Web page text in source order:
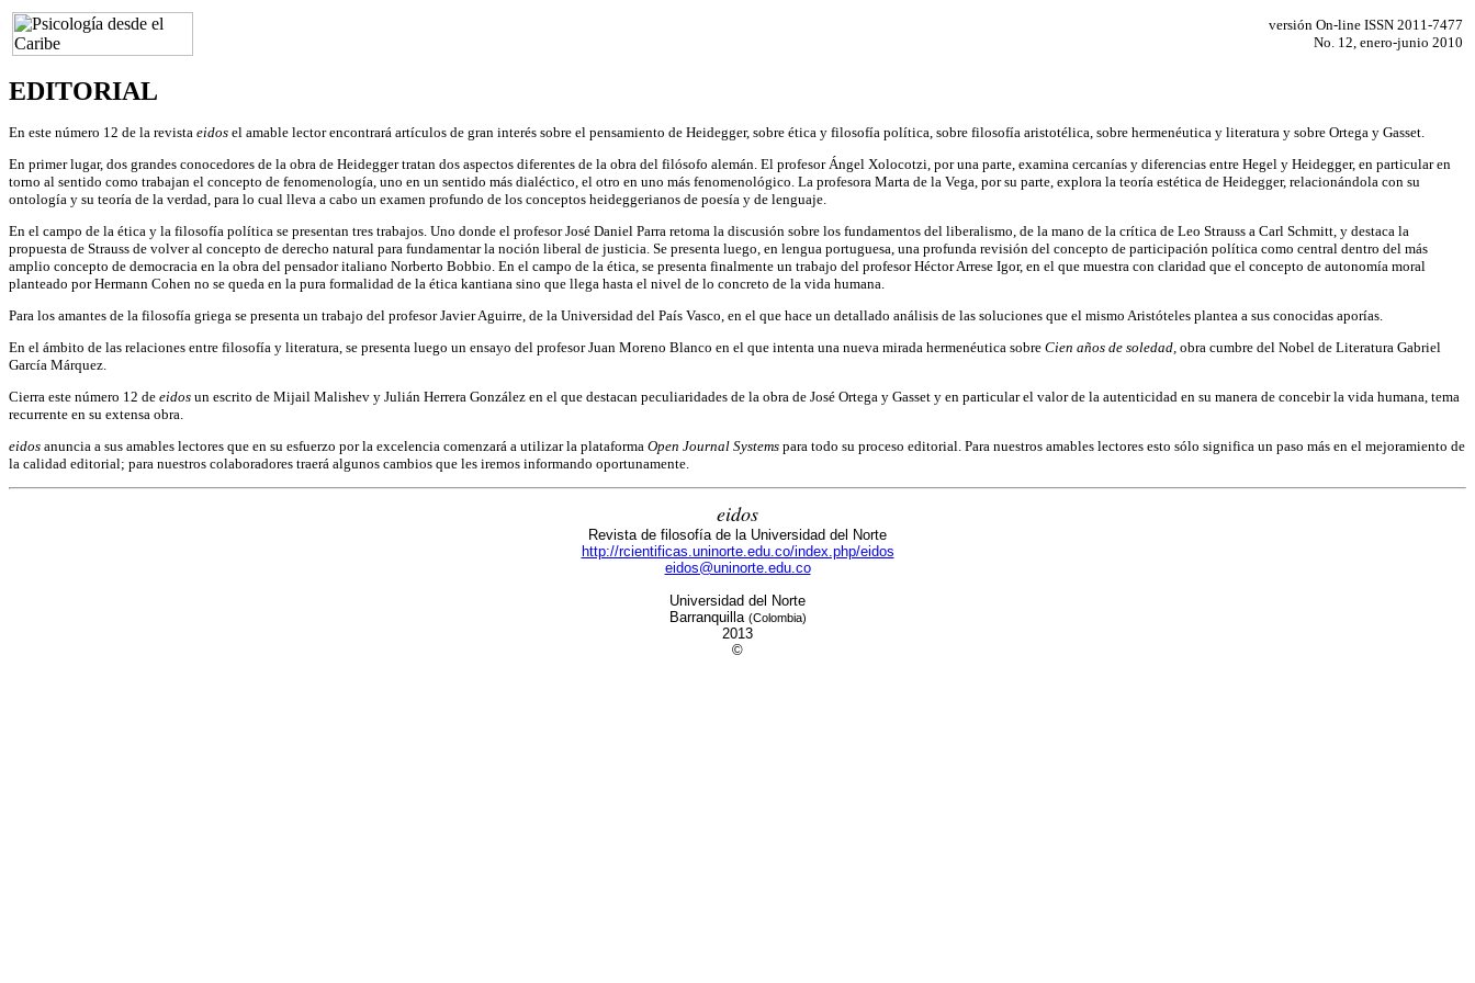
versión On-line ISSN 2011-7477
No. 12, enero-junio 2010
EDITORIAL
En este número 12 de la revista eidos el amable lector encontrará artículos de gran interés sobre el pensamiento de Heidegger, sobre ética y filosofía política, sobre filosofía aristotélica, sobre hermenéutica y literatura y sobre Ortega y Gasset.
En primer lugar, dos grandes conocedores de la obra de Heidegger tratan dos aspectos diferentes de la obra del filósofo alemán. El profesor Ángel Xolocotzi, por una parte, examina cercanías y diferencias entre Hegel y Heidegger, en particular en
torno al sentido como trabajan el concepto de fenomenología, uno en un sentido más dialéctico, el otro en uno más fenomenológico. La profesora Marta de la Vega, por su parte, explora la teoría estética de Heidegger, relacionándola con su
ontología y su teoría de la verdad, para lo cual lleva a cabo un examen profundo de los conceptos heideggerianos de poesía y de lenguaje.
En el campo de la ética y la filosofía política se presentan tres trabajos. Uno donde el profesor José Daniel Parra retoma la discusión sobre los fundamentos del liberalismo, de la mano de la crítica de Leo Strauss a Carl Schmitt, y destaca la
propuesta de Strauss de volver al concepto de derecho natural para fundamentar la noción liberal de justicia. Se presenta luego, en lengua portuguesa, una profunda revisión del concepto de participación política como central dentro del más
amplio concepto de democracia en la obra del pensador italiano Norberto Bobbio. En el campo de la ética, se presenta finalmente un trabajo del profesor Héctor Arrese Igor, en el que muestra con claridad que el concepto de autonomía moral
planteado por Hermann Cohen no se queda en la pura formalidad de la ética kantiana sino que llega hasta el nivel de lo concreto de la vida humana.
Para los amantes de la filosofía griega se presenta un trabajo del profesor Javier Aguirre, de la Universidad del País Vasco, en el que hace un detallado análisis de las soluciones que el mismo Aristóteles plantea a sus conocidas aporías.
En el ámbito de las relaciones entre filosofía y literatura, se presenta luego un ensayo del profesor Juan Moreno Blanco en el que intenta una nueva mirada hermenéutica sobre Cien años de soledad, obra cumbre del Nobel de Literatura Gabriel
García Márquez.
Cierra este número 12 de eidos un escrito de Mijail Malishev y Julián Herrera González en el que destacan peculiaridades de la obra de José Ortega y Gasset y en particular el valor de la autenticidad en su manera de concebir la vida humana, tema
recurrente en su extensa obra.
eidos anuncia a sus amables lectores que en su esfuerzo por la excelencia comenzará a utilizar la plataforma Open Journal Systems para todo su proceso editorial. Para nuestros amables lectores esto sólo significa un paso más en el mejoramiento de
la calidad editorial; para nuestros colaboradores traerá algunos cambios que les iremos informando oportunamente.
eidos
Revista de filosofía de la Universidad del Norte
http://rcientificas.uninorte.edu.co/index.php/eidos
eidos@uninorte.edu.co
Universidad del Norte
Barranquilla (Colombia)
2013
©